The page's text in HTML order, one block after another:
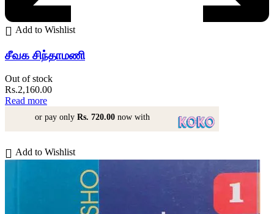
Add to Wishlist
சீவக சிந்தாமணி
Out of stock
Rs.2,160.00
Read more
or pay only Rs. 720.00 now with
Add to Wishlist